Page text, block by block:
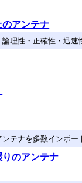
アンテナ
理性・正確性・迅
テナを多数インポー
のアンテナ